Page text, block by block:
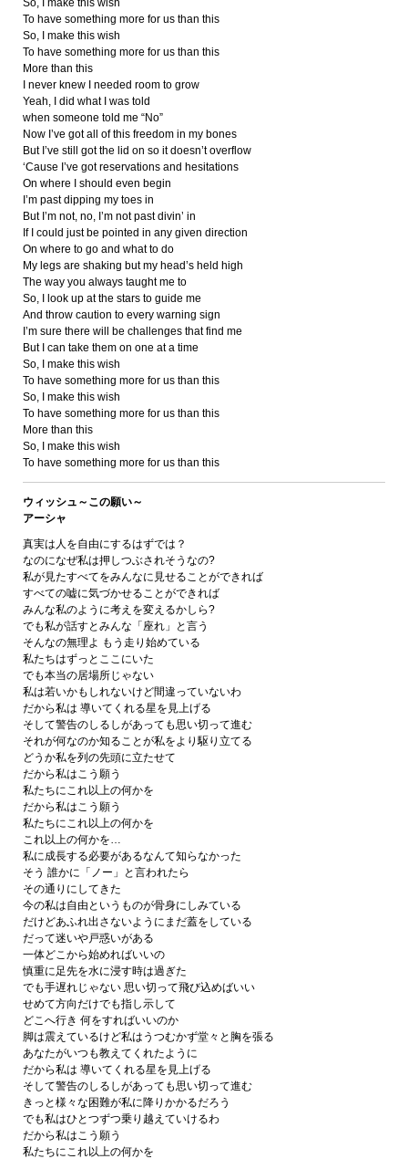
To have something more for us than this
So, I make this wish
To have something more for us than this
More than this
I never knew I needed room to grow
Yeah, I did what I was told
when someone told me “No”
Now I’ve got all of this freedom in my bones
But I’ve still got the lid on so it doesn’t overflow
‘Cause I’ve got reservations and hesitations
On where I should even begin
I’m past dipping my toes in
But I’m not, no, I’m not past divin’ in
If I could just be pointed in any given direction
On where to go and what to do
My legs are shaking but my head’s held high
The way you always taught me to
So, I look up at the stars to guide me
And throw caution to every warning sign
I’m sure there will be challenges that find me
But I can take them on one at a time
So, I make this wish
To have something more for us than this
So, I make this wish
To have something more for us than this
More than this
So, I make this wish
To have something more for us than this
ウィッシュ～この願い～
アーシャ
真実は人を自由にするはずでは？
なのになぜ私は押しつぶされそうなの?
私が見たすべてをみんなに見せることができれば
すべての嘘に気づかせることができれば
みんな私のように考えを変えるかしら?
でも私が話すとみんな「座れ」と言う
そんなの無理よ もう走り始めている
私たちはずっとここにいた
でも本当の居場所じゃない
私は若いかもしれないけど間違っていないわ
だから私は 導いてくれる星を見上げる
そして警告のしるしがあっても思い切って進む
それが何なのか知ることが私をより駆り立てる
どうか私を列の先頭に立たせて
だから私はこう願う
私たちにこれ以上の何かを
だから私はこう願う
私たちにこれ以上の何かを
これ以上の何かを…
私に成長する必要があるなんて知らなかった
そう 誰かに「ノー」と言われたら
その通りにしてきた
今の私は自由というものが骨身にしみている
だけどあふれ出さないようにまだ蓋をしている
だって迷いや戸惑いがある
一体どこから始めればいいの
慎重に足先を水に浸す時は過ぎた
でも手遅れじゃない 思い切って飛び込めばいい
せめて方向だけでも指し示して
どこへ行き 何をすればいいのか
脚は震えているけど私はうつむかず堂々と胸を張る
あなたがいつも教えてくれたように
だから私は 導いてくれる星を見上げる
そして警告のしるしがあっても思い切って進む
きっと様々な困難が私に降りかかるだろう
でも私はひとつずつ乗り越えていけるわ
だから私はこう願う
私たちにこれ以上の何かを